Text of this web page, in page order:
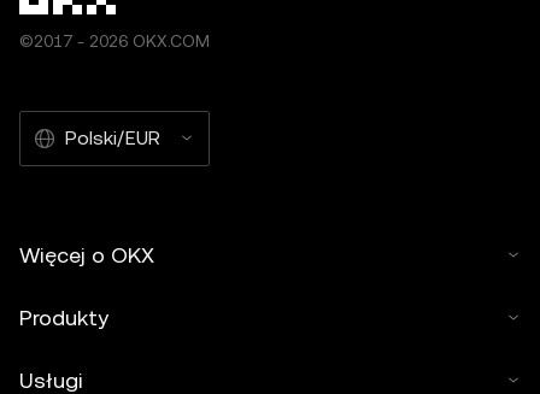
©2017 - 2026 OKX.COM
Polski/EUR
Więcej o OKX
Produkty
Usługi